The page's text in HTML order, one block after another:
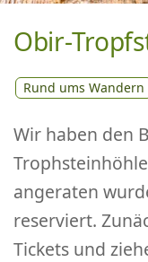
Obir-
Rund ums Wandern
Wir haben den
angeraten
reserviert.
Tickets und